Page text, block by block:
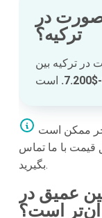
در
ترکیه؟
در ترکیه بین
قیمت با ما تماس
بگیرید.
عمیق در
است؟